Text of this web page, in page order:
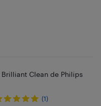
Clean de Philips
(1)